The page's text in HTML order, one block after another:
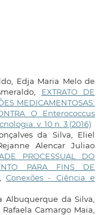
Edja Maria Melo de
EXTRATO DE
MEDICAMENTOSAS:
O Enterococcus
v. 10 n. 3 (2016)
da Silva, Eliel
Alencar Juliao
PROCESSUAL DO
PARA FINS DE
,Conexões - Ciência e
Albuquerque da Silva,
Camargo Maia,